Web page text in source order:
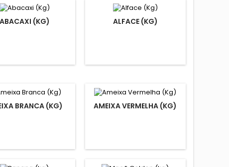
ABACAXI (KG) ALFACE (KG)
BRANCA (KG) AMEIXA VERMELHA (KG)